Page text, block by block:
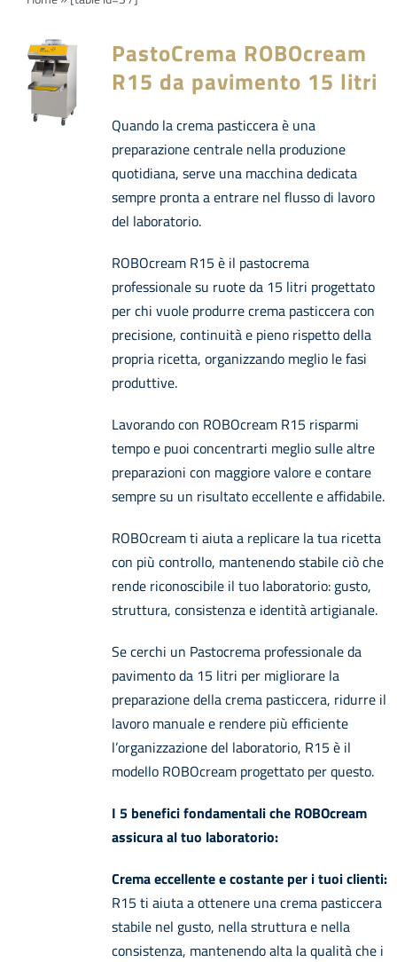
PRODOTTI
Azienda
Contatti
PastoCrema ROBOcream
R15 da pavimento 15 litri
Quando la crema pasticcera è una
preparazione centrale nella produzione
quotidiana, serve una macchina dedicata
sempre pronta a entrare nel flusso di lavoro
del laboratorio.
ROBOcream R15 è il pastocrema
professionale su ruote da 15 litri progettato
per chi vuole produrre crema pasticcera con
precisione, continuità e pieno rispetto della
propria ricetta, organizzando meglio le fasi
produttive.
Lavorando con ROBOcream R15 risparmi
tempo e puoi concentrarti meglio sulle altre
preparazioni con maggiore valore e contare
sempre su un risultato eccellente e affidabile.
ROBOcream ti aiuta a replicare la tua ricetta
con più controllo, mantenendo stabile ciò che
rende riconoscibile il tuo laboratorio: gusto,
struttura, consistenza e identità artigianale.
Se cerchi un Pastocrema professionale da
pavimento da 15 litri per migliorare la
preparazione della crema pasticcera, ridurre il
lavoro manuale e rendere più efficiente
l’organizzazione del laboratorio, R15 è il
modello ROBOcream progettato per questo.
I 5 benefici fondamentali che ROBOcream
assicura al tuo laboratorio:
Crema eccellente e costante per i tuoi clienti:
R15 ti aiuta a ottenere una crema pasticcera
stabile nel gusto, nella struttura e nella
consistenza, mantenendo alta la qualità che i